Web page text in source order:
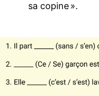
sa copine ».